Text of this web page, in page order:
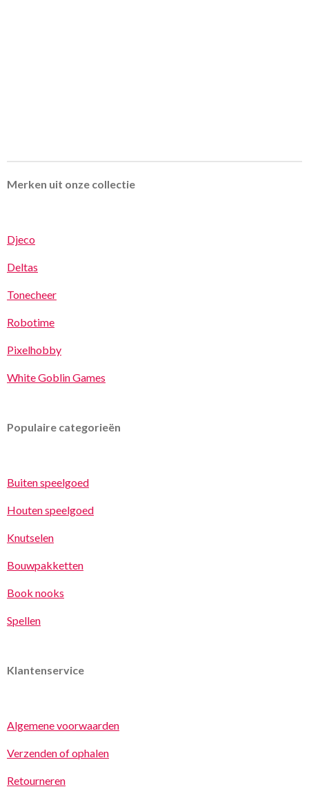
Merken uit onze collectie
Djeco
Deltas
Tonecheer
Robotime
Pixelhobby
White Goblin Games
Populaire categorieën
Buiten speelgoed
Houten speelgoed
Knutselen
Bouwpakketten
Book nooks
Spellen
Klantenservice
Algemene voorwaarden
Verzenden of ophalen
Retourneren